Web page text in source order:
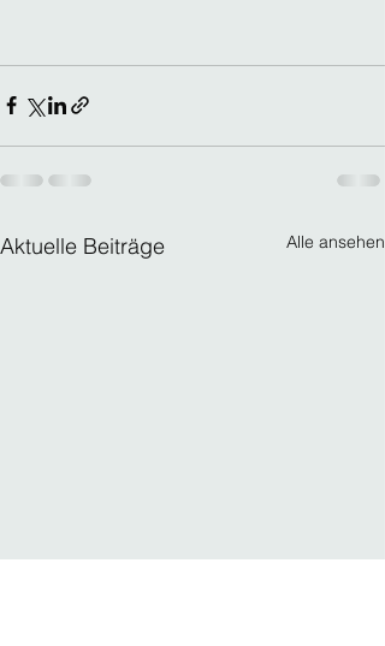
Aktuelle Beiträge Alle ansehen